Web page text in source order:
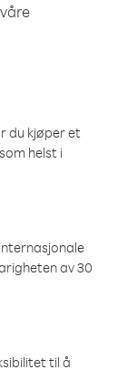
du kjøper et
helst i
av 30
til å